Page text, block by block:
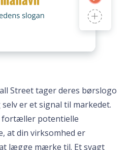
Street tager deres børslogo
er et signal til markedet.
fortæller potentielle
at din virksomhed er
lægge mærke til. Et svagt